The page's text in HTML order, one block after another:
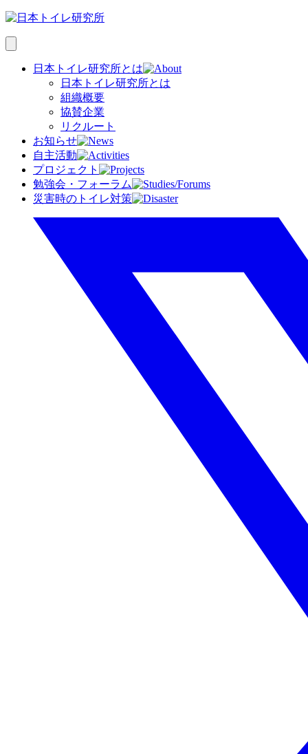
日本トイレ研究所とは
日本トイレ研究所とは
組織概要
協賛企業
リクルート
お知らせ
自主活動
プロジェクト
勉強会・フォーラム
災害時のトイレ対策